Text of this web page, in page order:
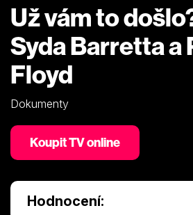
Už vám to
Syda Barretta a
Floyd
Dokumenty
Koupit TV online
Hodnocení: